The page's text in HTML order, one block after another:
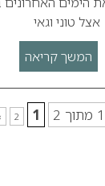
אצל טוני וגאי
המשך קריאה
1
2